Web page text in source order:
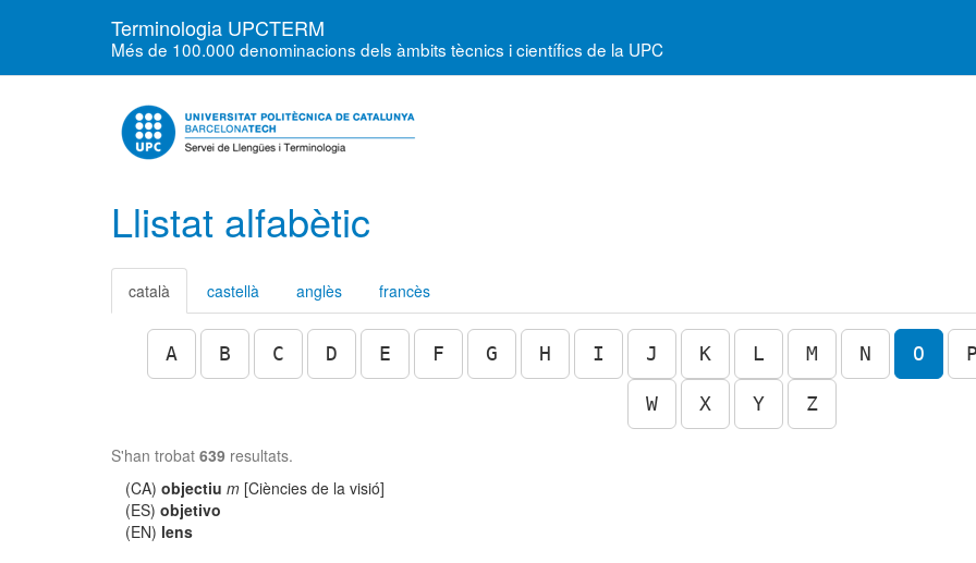
Terminologia UPCTERM
Més de 100.000 denominacions dels àmbits tècnics i científics de la UPC
Llistat alfabètic
català castellà anglès francès
A B C D E F G H I J K L M N O P
W X Y Z
S'han trobat 639 resultats.
(CA)objectiu m [Ciències de la visió]
(ES)objetivo
(EN) lens